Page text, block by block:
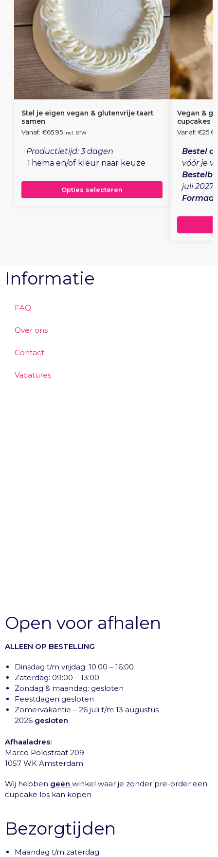
Stel je eigen vegan & glutenvrije taart
samen
Vanaf: €65.95 incl. BTW
Productietijd: 3 dagen
Thema en/of kleur naar keuze
Opties selecteren
Vegan &
cupcakes
Vanaf: €
Bestel
vóór je
juli 2027
Informatie
FAQ
Over ons
Contact
Vacatures
Open voor afhalen
ALLEEN OP BESTELLING
Dinsdag t/m vrijdag: 10:00 – 16:00
Zaterdag: 09:00 – 13:00
Zondag & maandag: gesloten
Feestdagen gesloten
Zomervakantie – 26 juli t/m 13 augustus
2026 gesloten
Afhaaladres:
Marco Polostraat 209
1057 WK Amsterdam
Wij hebben geen winkel waar je zonder pre-order een
cupcake los kan kopen
Bezorgtijden
Maandag t/m zaterdag: